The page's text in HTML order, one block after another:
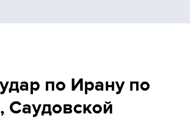
по Ирану по
Саудовской